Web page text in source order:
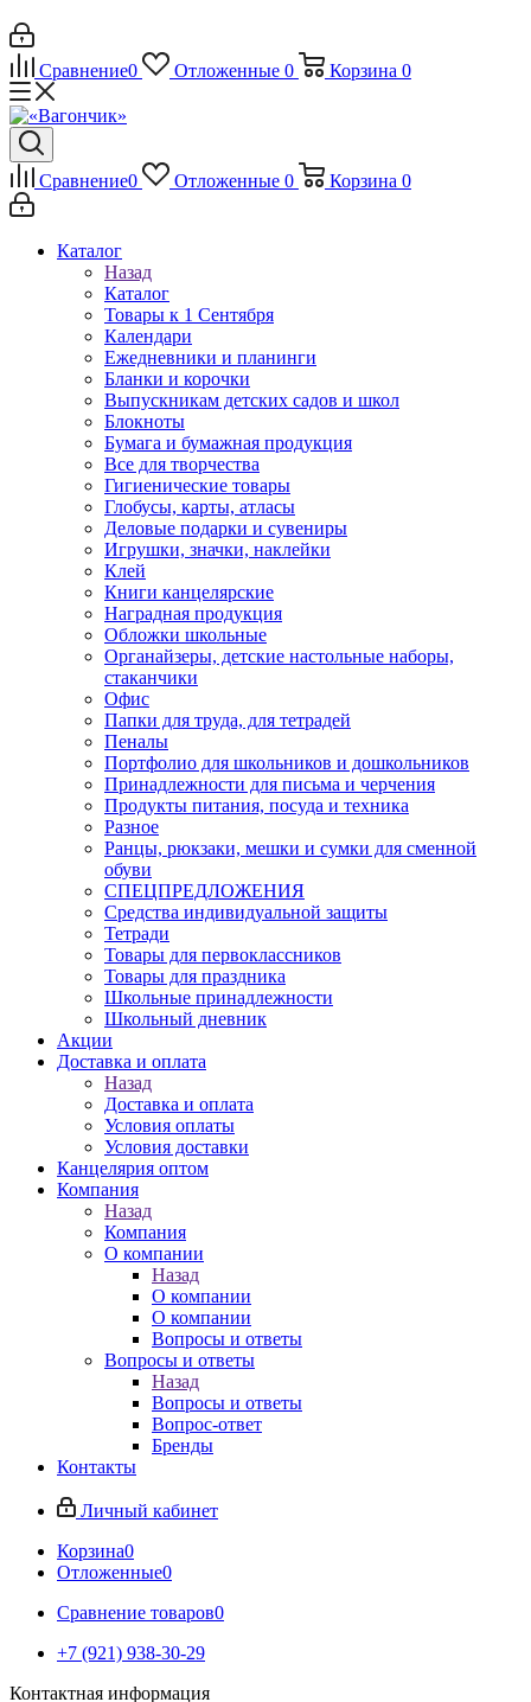
Сравнение0 Отложенные 0 Корзина 0
Сравнение0 Отложенные 0 Корзина 0
Каталог
Назад
Каталог
Товары к 1 Сентября
Календари
Ежедневники и планинги
Бланки и корочки
Выпускникам детских садов и школ
Блокноты
Бумага и бумажная продукция
Все для творчества
Гигиенические товары
Глобусы, карты, атласы
Деловые подарки и сувениры
Игрушки, значки, наклейки
Клей
Книги канцелярские
Наградная продукция
Обложки школьные
Органайзеры, детские настольные наборы,
стаканчики
Офис
Папки для труда, для тетрадей
Пеналы
Портфолио для школьников и дошкольников
Принадлежности для письма и черчения
Продукты питания, посуда и техника
Разное
Ранцы, рюкзаки, мешки и сумки для сменной
обуви
СПЕЦПРЕДЛОЖЕНИЯ
Средства индивидуальной защиты
Тетради
Товары для первоклассников
Товары для праздника
Школьные принадлежности
Школьный дневник
Акции
Доставка и оплата
Назад
Доставка и оплата
Условия оплаты
Условия доставки
Канцелярия оптом
Компания
Назад
Компания
О компании
Назад
О компании
О компании
Вопросы и ответы
Вопросы и ответы
Назад
Вопросы и ответы
Вопрос-ответ
Бренды
Контакты
Личный кабинет
Корзина0
Отложенные0
Сравнение товаров0
+7 (921) 938-30-29
Контактная информация